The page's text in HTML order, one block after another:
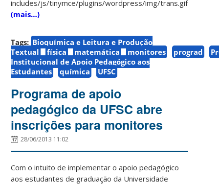
(mais…)
Tags: Bioquímica e Leitura e Produção
Textual
física matemática monitores prograd
Institucional de Apoio Pedagógico aos
Estudantes
química UFSC
Programa de apoio
pedagógico da UFSC abre
inscrições para monitores
28/06/2013 11:02
Com o intuito de implementar o apoio pedagógico
aos estudantes de graduação da Universidade